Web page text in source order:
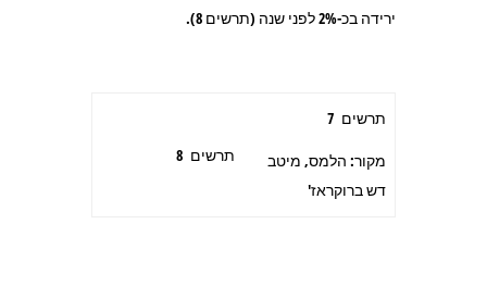
ירידה בכ-2% לפני שנה (תרשים 8).
תרשים 7
מקור: הלמס, מיטב
דש ברוקראז'
תרשים 8